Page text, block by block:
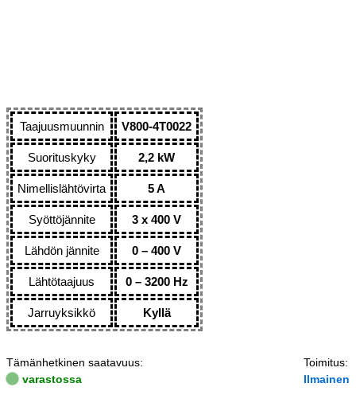
Taajuusmuunnin V800-4T0022
Suorituskyky 2,2 kW
Nimellislähtövirta 5 A
Syöttöjännite 3 x 400 V
Lähdön jännite 0 – 400 V
Lähtötaajuus 0 – 3200 Hz
Jarruyksikkö Kyllä
Tämänhetkinen saatavuus:
varastossa
Toimitus:
Ilmainen